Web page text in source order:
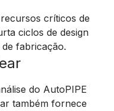
críticos de
ciclos de design
fabricação.
do AutoPIPE
também fornece